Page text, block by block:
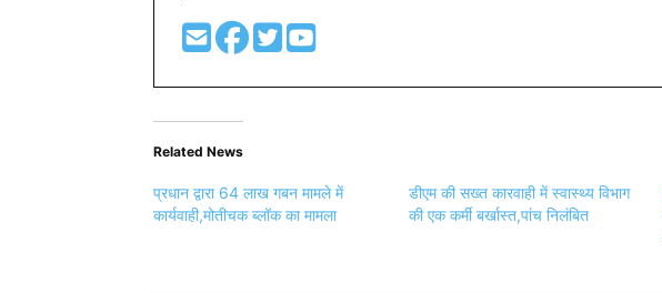
Related News
प्रधान द्वारा 64 लाख गबन मामले में
कार्यवाही,मोतीचक ब्लॉक का मामला
डीएम की सख्त कारवाही में स्वास्थ्य विभाग
की एक कर्मी बर्खास्त,पांच निलंबित